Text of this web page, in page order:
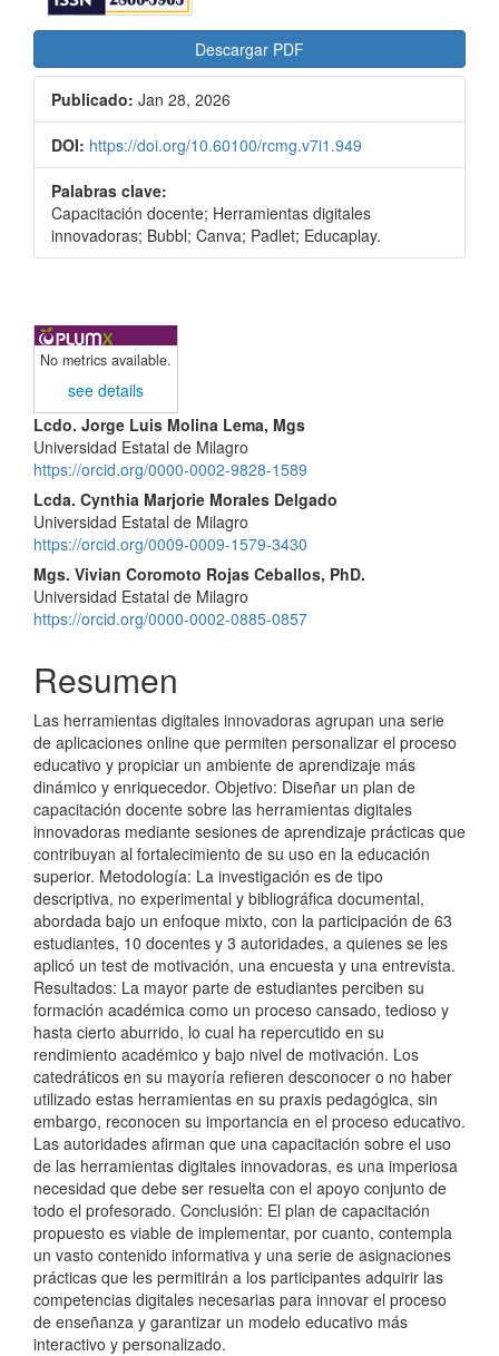
Descargar PDF
Publicado: Jan 28, 2026
DOI: https://doi.org/10.60100/rcmg.v7i1.949
Palabras clave:
Capacitación docente; Herramientas digitales
innovadoras; Bubbl; Canva; Padlet; Educaplay.
No metrics available.
see details
Contenido
principal
del
artículo
Lcdo. Jorge Luis Molina Lema, Mgs
Universidad Estatal de Milagro
https://orcid.org/0000-0002-9828-1589
Lcda. Cynthia Marjorie Morales Delgado
Universidad Estatal de Milagro
https://orcid.org/0009-0009-1579-3430
Mgs. Vivian Coromoto Rojas Ceballos, PhD.
Universidad Estatal de Milagro
https://orcid.org/0000-0002-0885-0857
Resumen
Las herramientas digitales innovadoras agrupan una serie
de aplicaciones online que permiten personalizar el proceso
educativo y propiciar un ambiente de aprendizaje más
dinámico y enriquecedor. Objetivo: Diseñar un plan de
capacitación docente sobre las herramientas digitales
innovadoras mediante sesiones de aprendizaje prácticas que
contribuyan al fortalecimiento de su uso en la educación
superior. Metodología: La investigación es de tipo
descriptiva, no experimental y bibliográfica documental,
abordada bajo un enfoque mixto, con la participación de 63
estudiantes, 10 docentes y 3 autoridades, a quienes se les
aplicó un test de motivación, una encuesta y una entrevista.
Resultados: La mayor parte de estudiantes perciben su
formación académica como un proceso cansado, tedioso y
hasta cierto aburrido, lo cual ha repercutido en su
rendimiento académico y bajo nivel de motivación. Los
catedráticos en su mayoría refieren desconocer o no haber
utilizado estas herramientas en su praxis pedagógica, sin
embargo, reconocen su importancia en el proceso educativo.
Las autoridades afirman que una capacitación sobre el uso
de las herramientas digitales innovadoras, es una imperiosa
necesidad que debe ser resuelta con el apoyo conjunto de
todo el profesorado. Conclusión: El plan de capacitación
propuesto es viable de implementar, por cuanto, contempla
un vasto contenido informativa y una serie de asignaciones
prácticas que les permitirán a los participantes adquirir las
competencias digitales necesarias para innovar el proceso
de enseñanza y garantizar un modelo educativo más
interactivo y personalizado.